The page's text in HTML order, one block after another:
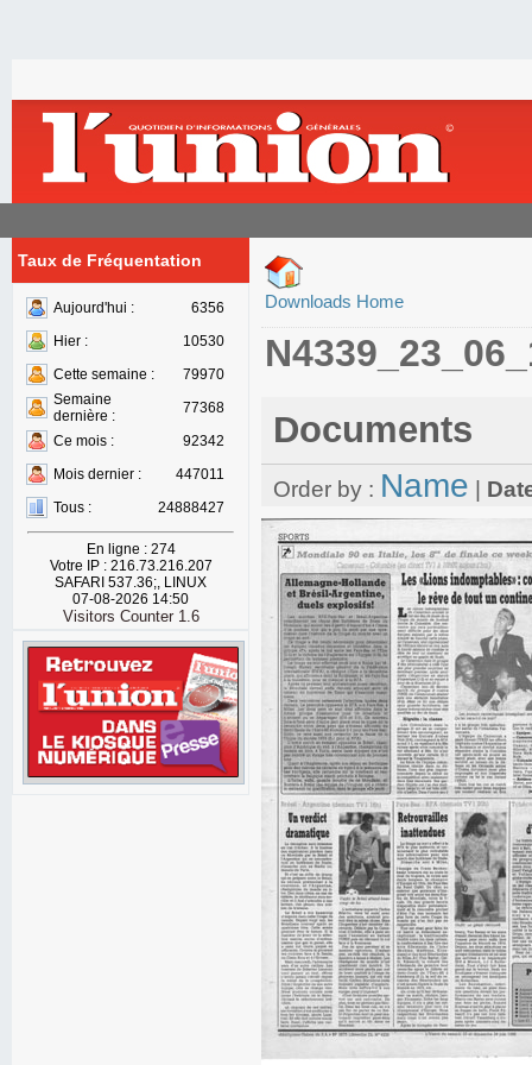
Taux de Fréquentation
Aujourd'hui :
6356
Hier :
10530
Cette semaine :
79970
Semaine
dernière :
77368
Ce mois :
92342
Mois dernier :
447011
Tous :
24888427
En ligne : 274
Votre IP : 216.73.216.207
SAFARI 537.36;, LINUX
07-08-2026 14:50
Visitors Counter 1.6
Downloads Home
Documents
Order by : Name